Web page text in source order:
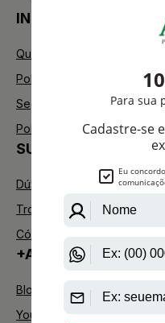
INSTITUCIONAL
Quem Somos
Política de Privacidade
Segurança
Política de Troca
SUPORTE
Dúvidas Frequentes
Trocas e Devoluções
Código de defesa do
+AAZ PERFUMES
Blog
Youtube